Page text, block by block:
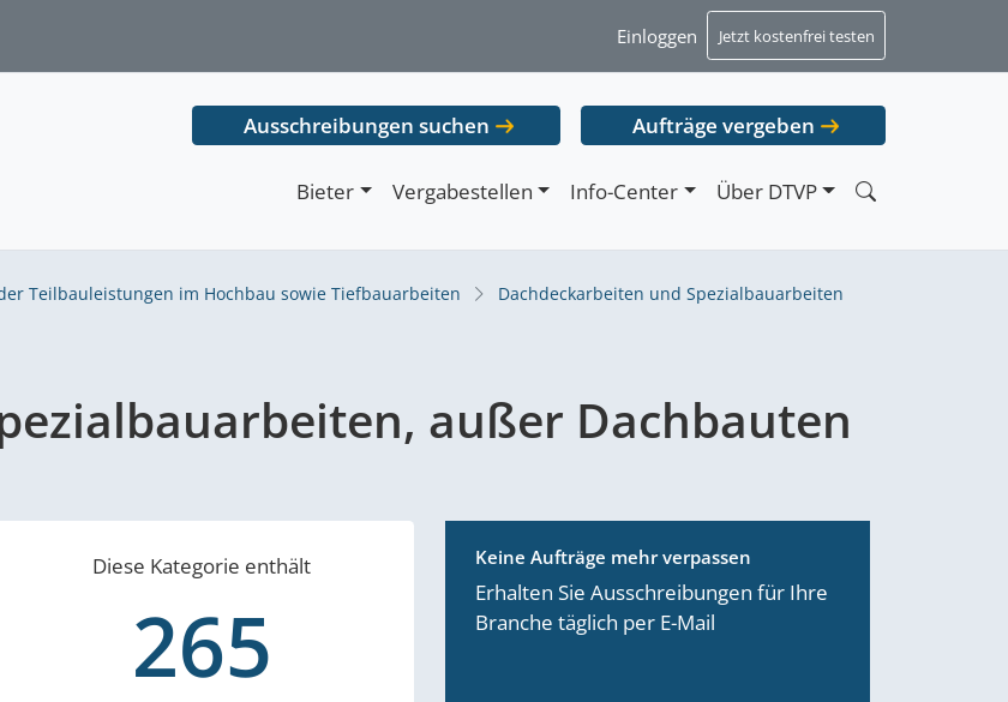
Einloggen Jetzt kostenfrei testen
Ausschreibungen suchen Aufträge vergeben
Bieter Vergabestellen Info-Center Über DTVP
Teilbauleistungen im Hochbau sowie Tiefbauarbeiten
Dachdeckarbeiten und Spezialbauarbeiten
außer Dachbauten
Diese Kategorie enthält
265
Keine Aufträge mehr verpassen
Erhalten Sie Ausschreibungen für Ihre
Branche täglich per E-Mail